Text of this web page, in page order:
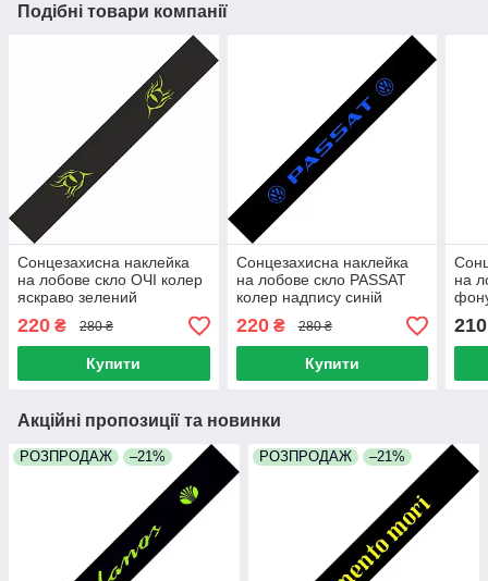
Подібні товари компанії
Сонцезахисна наклейка
на лобове скло ОЧІ колер
яскраво зелений
220 ₴ 280 ₴
Купити
Сонцезахисна наклейка
на лобове скло PASSAT
колер надпису синій
220₴ 280 ₴
Купити
на
210
Акційні пропозиції та новинки
РОЗПРОДАЖ –21% РОЗПРОДАЖ –21%